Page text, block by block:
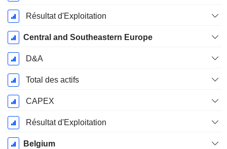
Résultat d'Exploitation
Central and Southeastern Europe
D&A
Total des actifs
CAPEX
Résultat d'Exploitation
Belgium